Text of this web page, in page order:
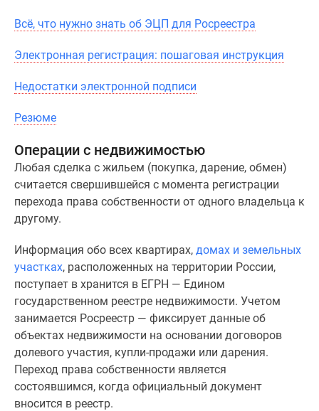
Экспертиза
Экология
Студии
комнатные
комнатные
комнатные
Квартиры
карте
Ипотечный
калькулятор
Семейная
ипотека
Военная
ипотека
Банки
Всё, что нужно знать об ЭЦП для Росреестра
Электронная регистрация: пошаговая инструкция
Недостатки электронной подписи
Резюме
Операции с недвижимостью
Любая сделка с жильем (покупка, дарение, обмен)
считается свершившейся с момента регистрации
перехода права собственности от одного владельца к
другому.
Информация обо всех квартирах, домах и земельных
участках, расположенных на территории России,
поступает в хранится в ЕГРН — Едином
государственном реестре недвижимости. Учетом
занимается Росреестр — фиксирует данные об
объектах недвижимости на основании договоров
долевого участия, купли-продажи или дарения.
Переход права собственности является
состоявшимся, когда официальный документ
вносится в реестр.